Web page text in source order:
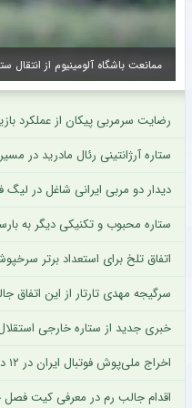
رضایت سرمربی پیکان از عملکرد
ستاره آرژانتینی رئال مادرید در
دیدار دو مربی ایرانی شاغل در
ستاره محبوب و تکنیکی دیگر به
اتفاق تلخ برای استعداد برتر
سرگیجه مهدی تارتار از این
خبری جدید از ستاره خارجی
اخراج ملی‌پوش فوتبال ایران در ۱۲ دقیقه! + عکس
اقدام جالب رم در معرفی کیت